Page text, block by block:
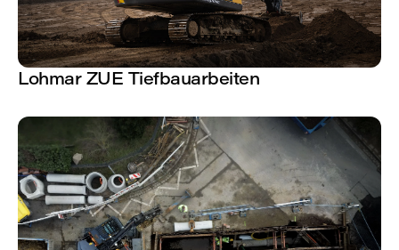
Lohmar ZUE Tiefbauarbeiten